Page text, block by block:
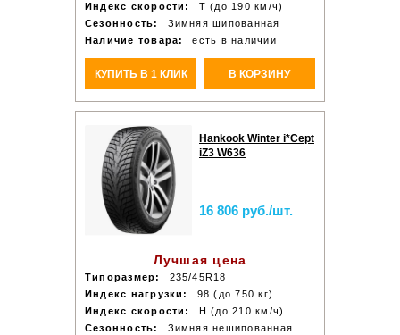
Индекс скорости:
T (до 190 км/ч)
Сезонность:
Зимняя шипованная
Наличие товара:
есть в наличии
КУПИТЬ В 1 КЛИК В КОРЗИНУ
Hankook Winter i*Cept
iZ3 W636
16 806 руб./шт.
Лучшая цена
Типоразмер:
235/45R18
Индекс нагрузки:
98 (до 750 кг)
Индекс скорости:
H (до 210 км/ч)
Сезонность:
Зимняя нешипованная